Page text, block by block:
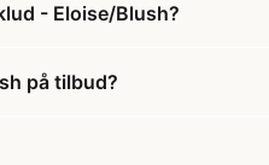
- Eloise/Blush?
på tilbud?